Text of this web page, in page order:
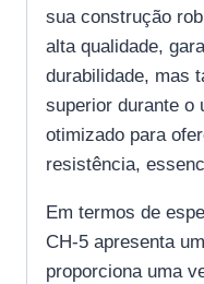
sua construção
alta qualidade,
durabilidade, mas
superior durante o
otimizado para
resistência,
Em termos de
CH-5 apresenta
proporciona uma